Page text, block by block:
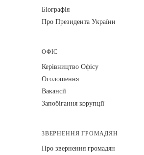
Біографія
Про Президента України
ОФІС
Керівництво Офісу
Оголошення
Вакансії
Запобігання корупції
ЗВЕРНЕННЯ ГРОМАДЯН
Про звернення громадян